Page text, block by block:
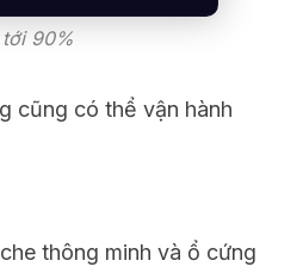
90%
cũng có thể vận hành
thông minh và ổ cứng